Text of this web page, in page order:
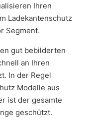
Ihren
Ladekantenschutz
Segment.
gut bebilderten
an Ihren
In der Regel
Modelle aus
ist der gesamte
geschützt.